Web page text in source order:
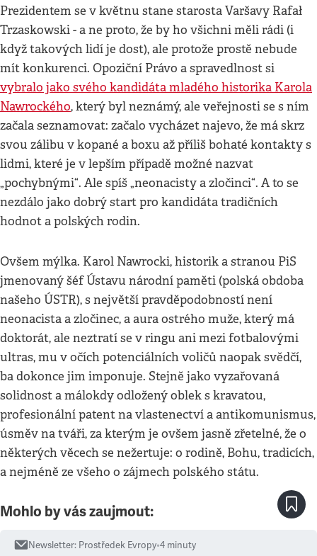
Prezidentem se v květnu stane starosta Varšavy Rafał
Trzaskowski - a ne proto, že by ho všichni měli rádi (i
když takových lidí je dost), ale protože prostě nebude
mít konkurenci. Opoziční Právo a spravedlnost si
vybralo jako svého kandidáta mladého historika Karola
Nawrockého, který byl neznámý, ale veřejnosti se s ním
začala seznamovat: začalo vycházet najevo, že má skrz
svou zálibu v kopané a boxu až příliš bohaté kontakty s
lidmi, které je v lepším případě možné nazvat
„pochybnými“. Ale spíš „neonacisty a zločinci“. A to se
nezdálo jako dobrý start pro kandidáta tradičních
hodnot a polských rodin.
Ovšem mýlka. Karol Nawrocki, historik a stranou PiS
jmenovaný šéf Ústavu národní paměti (polská obdoba
našeho ÚSTR), s největší pravděpodobností není
neonacista a zločinec, a aura ostrého muže, který má
doktorát, ale neztratí se v ringu ani mezi fotbalovými
ultras, mu v očích potenciálních voličů naopak svědčí,
ba dokonce jim imponuje. Stejně jako vyzařovaná
solidnost a málokdy odložený oblek s kravatou,
profesionální patent na vlastenectví a antikomunismus,
úsměv na tváři, za kterým je ovšem jasně zřetelné, že o
některých věcech se nežertuje: o rodině, Bohu, tradicích,
a nejméně ze všeho o zájmech polského státu.
Mohlo by vás zaujmout:
Newsletter: Prostředek Evropy•4 minuty